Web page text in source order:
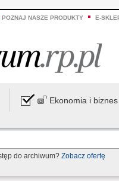
POZNAJ NASZE PRODUKTY E-
Ekonomia i biznes
do archiwum? Zobacz ofertę